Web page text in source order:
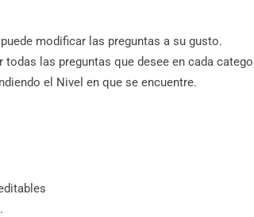
modificar las preguntas a su gusto.
todas las preguntas que desee en cada
el Nivel en que se encuentre.